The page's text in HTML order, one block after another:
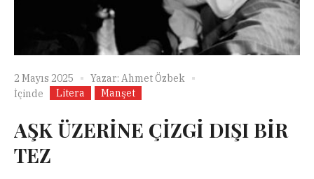
2 Mayıs 2025 Yazar: Ahmet Özbek
İçinde
Litera Manşet
AŞK ÜZERİNE ÇİZGİ DIŞI BİR
TEZ